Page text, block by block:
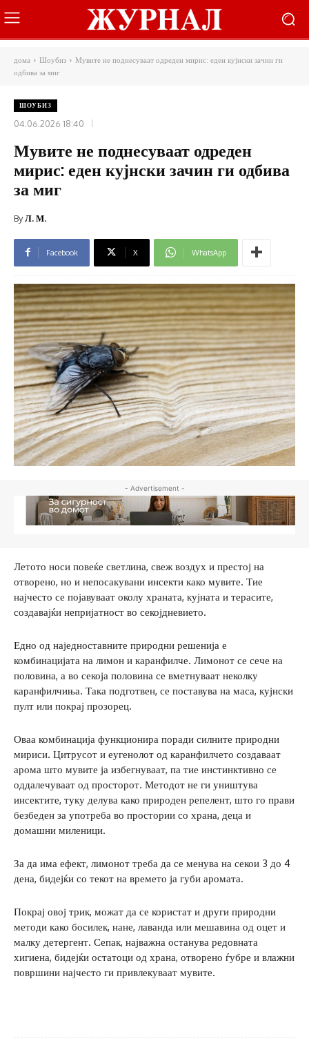
дома Шоубиз
Мувите не поднесуваат одреден мирис: еден кујнски зачин ги
одбива за миг
ШОУБИЗ
04.06.2026 18:40
Мувите не поднесуваат одреден
мирис: еден кујнски зачин ги одбива
за миг
ByЛ. М.
Facebook X WhatsApp
- Advertisement -
Летото носи повеќе светлина, свеж воздух и престој на
отворено, но и непосакувани инсекти како мувите. Тие
најчесто се појавуваат околу храната, кујната и терасите,
создавајќи непријатност во секојдневието.
Едно од наједноставните природни решенија е
комбинацијата на лимон и каранфилче. Лимонот се сече на
половина, а во секоја половина се вметнуваат неколку
каранфилчиња. Така подготвен, се поставува на маса, кујнски
пулт или покрај прозорец.
Оваа комбинација функционира поради силните природни
мириси. Цитрусот и еугенолот од каранфилчето создаваат
арома што мувите ја избегнуваат, па тие инстинктивно се
оддалечуваат од просторот. Методот не ги уништува
инсектите, туку делува како природен репелент, што го прави
безбеден за употреба во простории со храна, деца и
домашни миленици.
За да има ефект, лимонот треба да се менува на секои 3 до 4
дена, бидејќи со текот на времето ја губи аромата.
Покрај овој трик, можат да се користат и други природни
методи како босилек, нане, лаванда или мешавина од оцет и
малку детергент. Сепак, најважна останува редовната
хигиена, бидејќи остатоци од храна, отворено ѓубре и влажни
површини најчесто ги привлекуваат мувите.